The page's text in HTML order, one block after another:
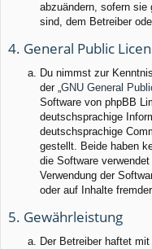
abzuändern, sofern sie
sind, dem Betreiber
4. General Public
Du nimmst zur
der „GNU General
Software von phpBB
deutschsprachige
deutschsprachige
gestellt. Beide haben
die Software
Verwendung der
oder auf Inhalte
5. Gewährleistung
Der Betreiber haftet